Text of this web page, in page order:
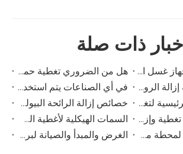
ذات صلة
هل من الضروري تغطية حمامات الصرف الصحي لإزالة الروائح الكريهة؟
ما هو مبدأ عمل جهاز غسل الأبخرة الحمضية؟
في أي الصناعات يتم استخدام أجهزة غسل الأبخرة الحمضية على نطاق واسع؟
كيف تعالج طريقة إزالة الروائح البيولوجية غازات العادم من المركبات العضوية المتطايرة؟
خصائص إزالة الرائحة البيولوجية
ما هي الأغراض الرئيسية لتغطية برك الصرف الصحي؟
السمات الهيكلية لأغطية الصرف الصحي FRP
هل من الضروري تغطية وإزالة الروائح الكريهة من خزان الصرف الصحي؟
الغرض والمبدأ والصيانة لبرج تنقية الضباب الحمضي
هل من الضروري لمحطة معالجة مياه الصرف الصحي استخدام برج إزالة الروائح البيولوجية؟